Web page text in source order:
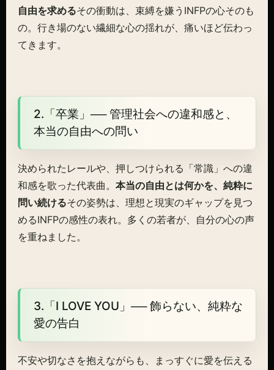
自由を求めるその衝動は、束縛を嫌うINFPの心そのも
の。行き場のない繊細な心の揺れが、痛いほど伝わっ
てきます。
2.「卒業」── 管理社会への違和感と、
本当の自由への問い
決められたレールや、押しつけられる「常識」への違
和感を歌った代表曲。 本当の自由とは何かを、純粋に
問い続けるその姿勢は、理想と現実のギャップを見つ
めるINFPの感性の表れ。多くの若者が、自分の心の声
を重ねました。
3.「I LOVE YOU」── 飾らない、純粋な
愛の告白
不安や切なさを抱えながらも、まっすぐに愛を伝える